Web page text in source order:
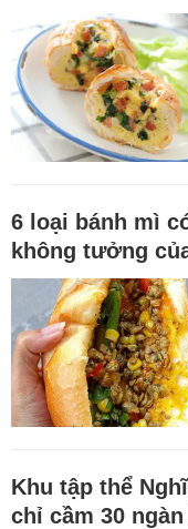
6 loại bánh mì
không tưởng
Khu tập thể
chỉ cầm 30